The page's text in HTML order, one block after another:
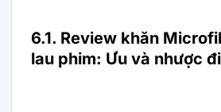
6.1. Review khăn
lau phim: Ưu và nhược